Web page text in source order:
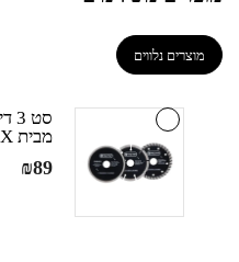
מוצרים נלווים
מבית TACTIX
₪89